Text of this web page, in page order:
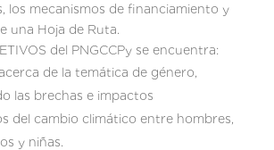
los mecanismos de financiamiento y
una Hoja de Ruta.
del PNGCCPy se encuentra:
de la temática de género,
las brechas e impactos
del cambio climático entre hombres,
y niñas.